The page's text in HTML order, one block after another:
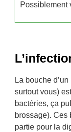
Possiblement
La bouche
surtout vous)
bactéries, ça
brossage). Ces
partie pour la